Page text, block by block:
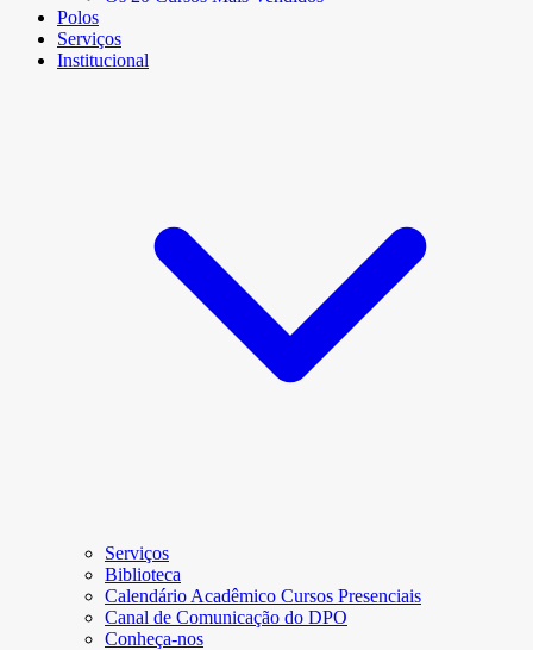
Polos
Serviços
Institucional
Serviços
Biblioteca
Calendário Acadêmico Cursos Presenciais
Canal de Comunicação do DPO
Conheça-nos